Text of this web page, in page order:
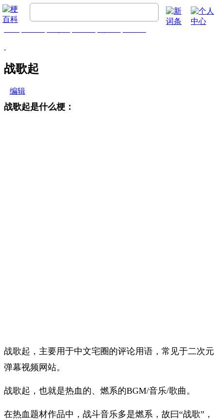
战歌起
编辑
战歌起是什么梗 ：
战歌起，主要用于中文宅圈的评论用语，常见于二次元
弹幕视频网站。
战歌起，也就是热血的、燃系的BGM/音乐/歌曲。
在热血题材作品中，战斗音乐多是燃系，故曰“战歌”，